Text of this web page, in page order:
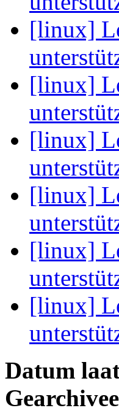
[linux]
[linux]
[linux]
[linux]
[linux]
[linux]
Datum